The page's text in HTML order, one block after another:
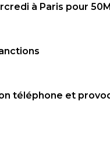
à Paris pour
téléphone et